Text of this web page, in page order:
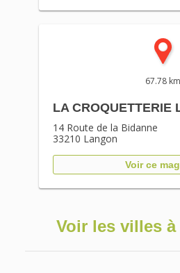
67.78 km
LA CROQUETTERIE
14 Route de la Bidanne
33210 Langon
Voir ce
Voir les villes